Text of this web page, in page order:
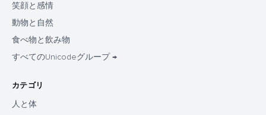
笑顔と感情
動物と自然
食べ物と飲み物
すべてのUnicodeグループ →
カテゴリ
人と体